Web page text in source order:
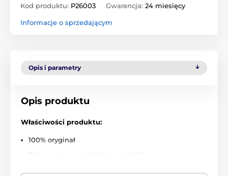
Kod produktu: P26003 Gwarancja: 24 miesięcy
Informacje o sprzedającym
Opis i parametry
Opis produktu
Właściwości produktu:
100% oryginał
Pakowane w oryginalnym pudełku